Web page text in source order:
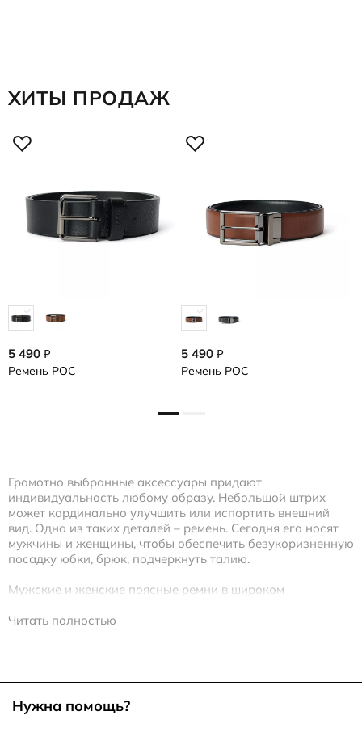
ХИТЫ ПРОДАЖ
5 490 ₽
Ремень POC
5 490 ₽
Ремень POC
Грамотно выбранные аксессуары придают
индивидуальность любому образу. Небольшой штрих
может кардинально улучшить или испортить внешний
вид. Одна из таких деталей – ремень. Сегодня его носят
мужчины и женщины, чтобы обеспечить безукоризненную
посадку юбки, брюк, подчеркнуть талию.
Мужские и женские поясные ремни в широком
Мы предлагаем купить модели из натуральной кожи
Как выбрать ремень?
Читать полностью
Нужна помощь?